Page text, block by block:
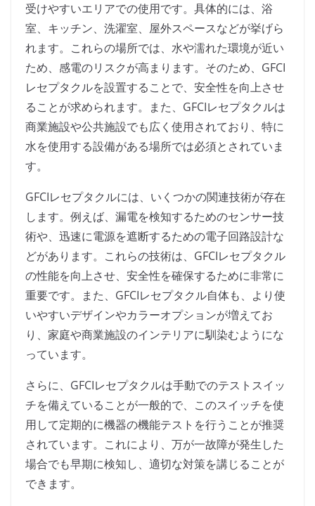
受けやすいエリアでの使用です。具体的には、浴
室、キッチン、洗濯室、屋外スペースなどが挙げら
れます。これらの場所では、水や濡れた環境が近い
ため、感電のリスクが高まります。そのため、GFCI
レセプタクルを設置することで、安全性を向上させ
ることが求められます。また、GFCIレセプタクルは
商業施設や公共施設でも広く使用されており、特に
水を使用する設備がある場所では必須とされていま
す。
GFCIレセプタクルには、いくつかの関連技術が存在
します。例えば、漏電を検知するためのセンサー技
術や、迅速に電源を遮断するための電子回路設計な
どがあります。これらの技術は、GFCIレセプタクル
の性能を向上させ、安全性を確保するために非常に
重要です。また、GFCIレセプタクル自体も、より使
いやすいデザインやカラーオプションが増えてお
り、家庭や商業施設のインテリアに馴染むようにな
っています。
さらに、GFCIレセプタクルは手動でのテストスイッ
チを備えていることが一般的で、このスイッチを使
用して定期的に機器の機能テストを行うことが推奨
されています。これにより、万が一故障が発生した
場合でも早期に検知し、適切な対策を講じることが
できます。